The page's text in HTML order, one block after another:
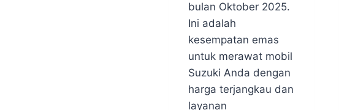
|
SUZUKI
BOGOR
bulan Oktober 2025.
Ini adalah
kesempatan emas
untuk merawat mobil
Suzuki Anda dengan
harga terjangkau dan
layanan